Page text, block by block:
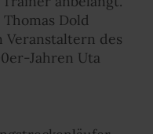
Dold
des
Jahren Uta